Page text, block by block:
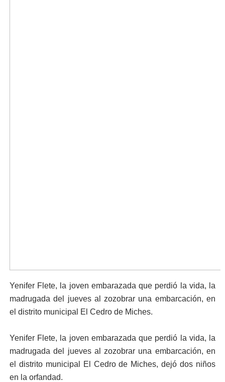
Yenifer Flete, la joven embarazada que perdió la vida, la
madrugada del jueves al zozobrar una embarcación, en
el distrito municipal El Cedro de Miches.
Yenifer Flete, la joven embarazada que perdió la vida, la
madrugada del jueves al zozobrar una embarcación, en
el distrito municipal El Cedro de Miches, dejó dos niños
en la orfandad.